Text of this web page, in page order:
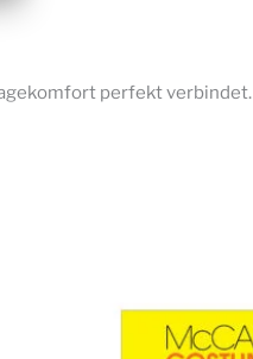
perfekt verbindet.